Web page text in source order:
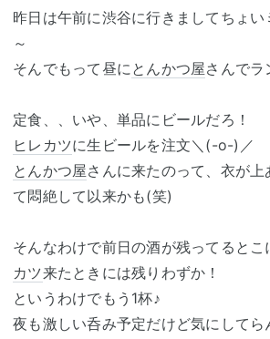
昨日は午前に渋谷に行きましてちょ
～
そんでもって昼にとんかつ屋さんで
定食、、いや、単品にビールだろ！
ヒレカツに生ビールを注文＼(-o-)／
とんかつ屋さんに来たのって、衣が上
て悶絶して以来かも(笑)
そんなわけで前日の酒が残ってるとこ
カツ来たときには残りわずか！
というわけでもう1杯♪
夜も激しい呑み予定だけど気にしてら